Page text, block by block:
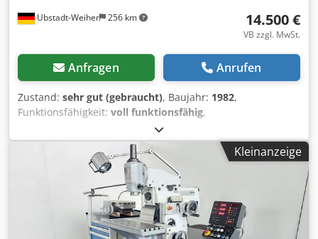
Ubstadt-Weiher 256 km 14.500 €
VB zzgl. MwSt.
Anfragen Anrufen
Zustand: sehr gut (gebraucht), Baujahr: 1982,
Funktionsfähigkeit: voll funktionsfähig,
Universalfräsmaschine Deckel FP1 mit 3 – Achs -
Digitalanzeige Heidenhain Aktiv-Steuerung und
stufenlosen Vorschub Technische Daten: >> Baujahr 1982
Maschinen-Nr.2101-1995 >> Starrer Winkeltisch >>
Drehzahl: 40 - 2000 U/min >> Vorschub stufenlosen in 2
Achsen >> Eilgang in 2 Achsen >> Antriebsleistung .:1,5 /
1,9 KW >> Spindelbremse >> Verfahrwege X/Y/Z:
300/160/340 mm >> Senkrechtfräskopf auf Spindelbock
Kleinanzeige